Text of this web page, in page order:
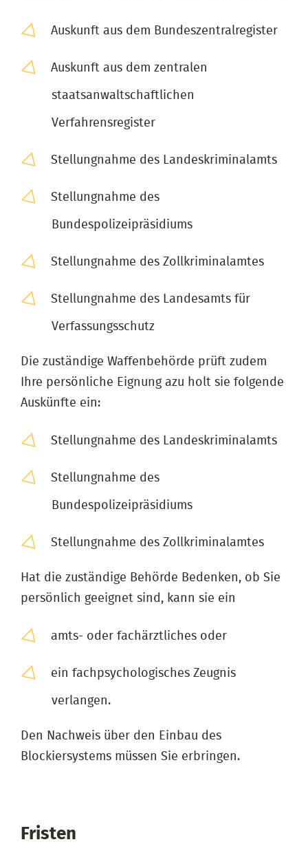
Auskunft aus dem Bundeszentralregister
Auskunft aus dem zentralen
staatsanwaltschaftlichen
Verfahrensregister
Stellungnahme des Landeskriminalamts
Stellungnahme des
Bundespolizeipräsidiums
Stellungnahme des Zollkriminalamtes
Stellungnahme des Landesamts für
Verfassungsschutz
Die zuständige Waffenbehörde prüft zudem
Ihre persönliche Eignung azu holt sie folgende
Auskünfte ein:
Stellungnahme des Landeskriminalamts
Stellungnahme des
Bundespolizeipräsidiums
Stellungnahme des Zollkriminalamtes
Hat die zuständige Behörde Bedenken, ob Sie
persönlich geeignet sind, kann sie ein
amts- oder fachärztliches oder
ein fachpsychologisches Zeugnis
verlangen.
Den Nachweis über den Einbau des
Blockiersystems müssen Sie erbringen.
Fristen